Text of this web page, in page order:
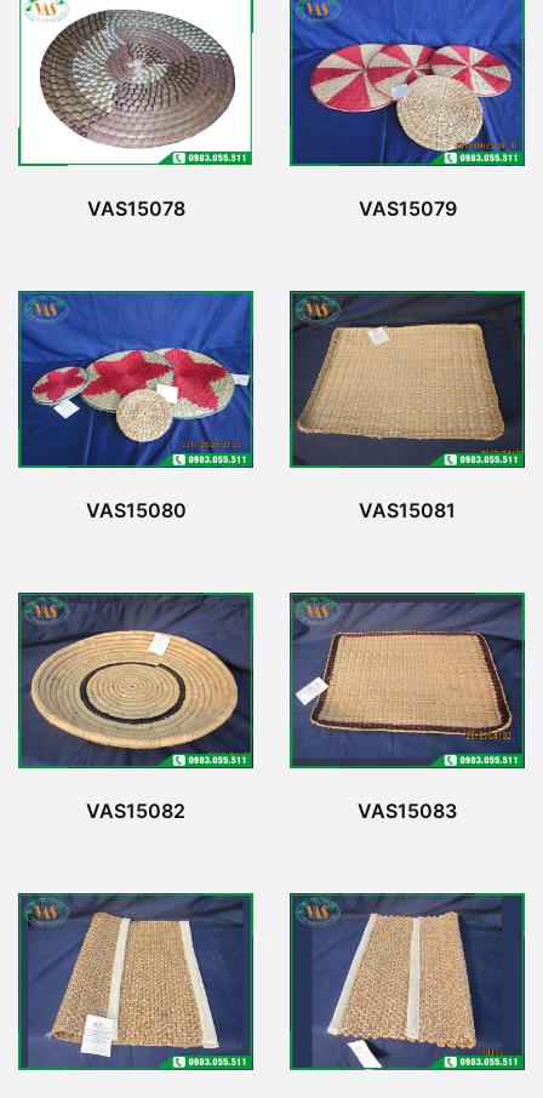
VAS15078 VAS15079
VAS15080 VAS15081
VAS15082 VAS15083